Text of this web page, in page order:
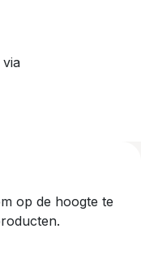
op de hoogte te